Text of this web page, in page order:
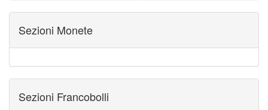
ALBUM PER CARTAMONETA 1
CARTELLE FILATELICHE MARINI
21
FOGLI FILATELICI VATICANO 37
FOGLI MARINI PERIODI SEPARATI VATICANO
Sezioni Monete
Sezioni Francobolli